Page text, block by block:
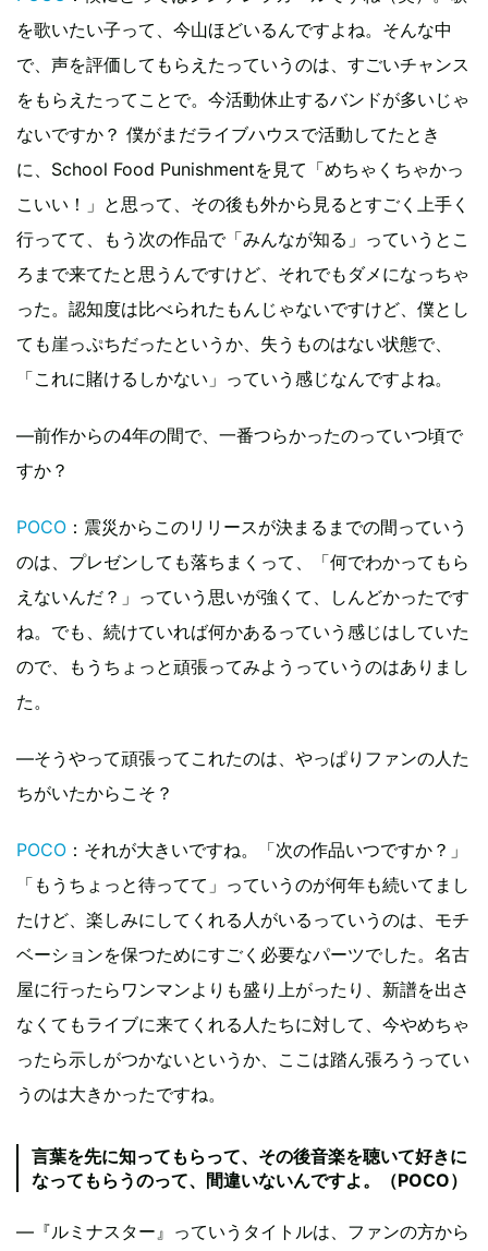
を歌いたい子って、今山ほどいるんですよね。そんな中
で、声を評価してもらえたっていうのは、すごいチャンス
をもらえたってことで。今活動休止するバンドが多いじゃ
ないですか？ 僕がまだライブハウスで活動してたとき
に、School Food Punishmentを見て「めちゃくちゃかっ
こいい！」と思って、その後も外から見るとすごく上手く
行ってて、もう次の作品で「みんなが知る」っていうとこ
ろまで来てたと思うんですけど、それでもダメになっちゃ
った。認知度は比べられたもんじゃないですけど、僕とし
ても崖っぷちだったというか、失うものはない状態で、
「これに賭けるしかない」っていう感じなんですよね。
―前作からの4年の間で、一番つらかったのっていつ頃で
すか？
POCO ：震災からこのリリースが決まるまでの間っていう
のは、プレゼンしても落ちまくって、「何でわかってもら
えないんだ？」っていう思いが強くて、しんどかったです
ね。でも、続けていれば何かあるっていう感じはしていた
ので、もうちょっと頑張ってみようっていうのはありまし
た。
―そうやって頑張ってこれたのは、やっぱりファンの人た
ちがいたからこそ？
POCO ：それが大きいですね。「次の作品いつですか？」
「もうちょっと待ってて」っていうのが何年も続いてまし
たけど、楽しみにしてくれる人がいるっていうのは、モチ
ベーションを保つためにすごく必要なパーツでした。名古
屋に行ったらワンマンよりも盛り上がったり、新譜を出さ
なくてもライブに来てくれる人たちに対して、今やめちゃ
ったら示しがつかないというか、ここは踏ん張ろうってい
うのは大きかったですね。
言葉を先に知ってもらって、その後音楽を聴いて好きに
なってもらうのって、間違いないんですよ。（POCO）
―『ルミナスター』っていうタイトルは、ファンの方から